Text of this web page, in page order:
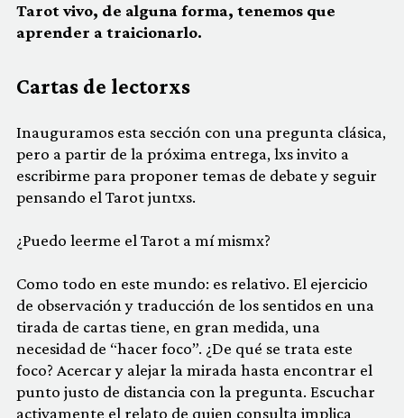
Tarot vivo, de alguna forma, tenemos que
aprender a traicionarlo.
Cartas de lectorxs
Inauguramos esta sección con una pregunta clásica,
pero a partir de la próxima entrega, lxs invito a
escribirme para proponer temas de debate y seguir
pensando el Tarot juntxs.
¿Puedo leerme el Tarot a mí mismx?
Como todo en este mundo: es relativo. El ejercicio
de observación y traducción de los sentidos en una
tirada de cartas tiene, en gran medida, una
necesidad de “hacer foco”. ¿De qué se trata este
foco? Acercar y alejar la mirada hasta encontrar el
punto justo de distancia con la pregunta. Escuchar
activamente el relato de quien consulta implica